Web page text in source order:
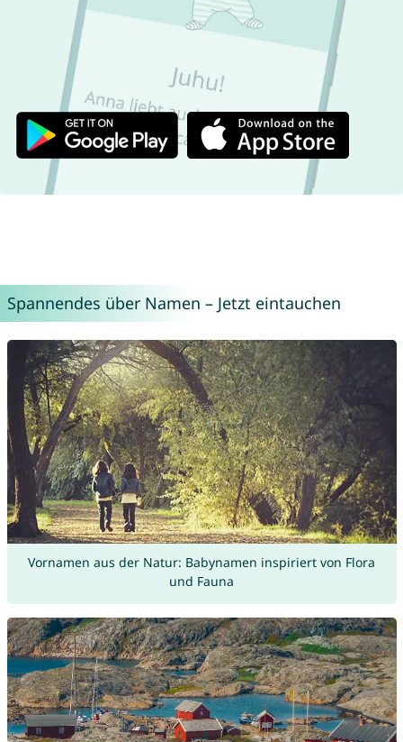
Spannendes über Namen – Jetzt eintauchen
Vornamen aus der Natur: Babynamen inspiriert von Flora
und Fauna